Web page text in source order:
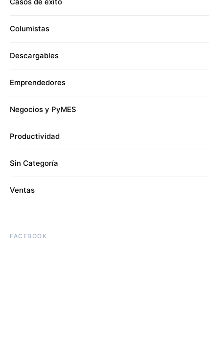
Columistas
Descargables
Emprendedores
Negocios y PyMES
Productividad
Sin Categoría
Ventas
FACEBOOK